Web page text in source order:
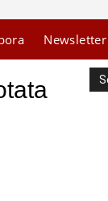
Newsletter